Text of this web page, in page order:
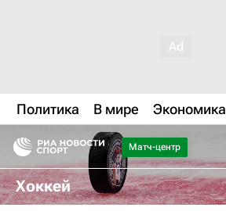
Политика В мире Экономика
Матч-центр
Хоккей